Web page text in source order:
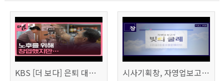
KBS [더 보다] 은퇴 대신 폐업 시사기획창, 자영업보고서 빚의 굴레 507회 (KBS 25.6.10)